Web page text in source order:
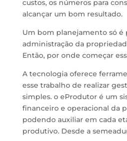
custos, os números para
alcançar um bom resultado.
Um bom planejamento só é
administração da
Então, por onde começar
A tecnologia oferece
esse trabalho de realizar
simples. o eProdutor é um
financeiro e operacional da
podendo auxiliar em cada
produtivo. Desde a